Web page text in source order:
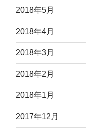
2018年5月
2018年4月
2018年3月
2018年2月
2018年1月
2017年12月